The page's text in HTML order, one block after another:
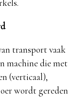
transport vaak
machine die met
(verticaal),
wordt gereden